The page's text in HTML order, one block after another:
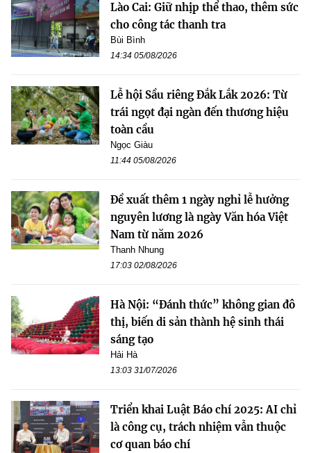
Lào Cai: Giữ nhịp thể thao, thêm sức
cho công tác thanh tra
Bùi Bình
14:34 05/08/2026
Lễ hội Sầu riêng Đắk Lắk 2026: Từ
trái ngọt đại ngàn đến thương hiệu
toàn cầu
Ngọc Giàu
11:44 05/08/2026
Đề xuất thêm 1 ngày nghỉ lễ hưởng
nguyên lương là ngày Văn hóa Việt
Nam từ năm 2026
Thanh Nhung
17:03 02/08/2026
Hà Nội: “Đánh thức” không gian đô
thị, biến di sản thành hệ sinh thái
sáng tạo
Hải Hà
13:03 31/07/2026
Triển khai Luật Báo chí 2025: AI chỉ
là công cụ, trách nhiệm vẫn thuộc
cơ quan báo chí